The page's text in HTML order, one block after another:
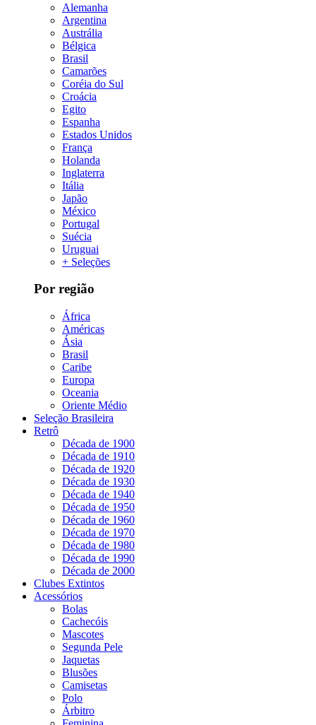
Alemanha
Argentina
Austrália
Bélgica
Brasil
Camarões
Coréia do Sul
Croácia
Egito
Espanha
Estados Unidos
França
Holanda
Inglaterra
Itália
Japão
México
Portugal
Suécia
Uruguai
+ Seleções
Por região
África
Américas
Ásia
Brasil
Caribe
Europa
Oceania
Oriente Médio
Seleção Brasileira
Retrô
Década de 1900
Década de 1910
Década de 1920
Década de 1930
Década de 1940
Década de 1950
Década de 1960
Década de 1970
Década de 1980
Década de 1990
Década de 2000
Clubes Extintos
Acessórios
Bolas
Cachecóis
Mascotes
Segunda Pele
Jaquetas
Blusões
Camisetas
Polo
Árbitro